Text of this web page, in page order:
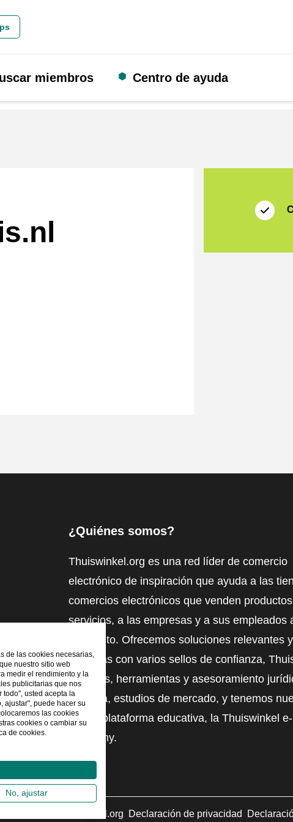
miembros Centro de ayuda
¿Quiénes somos?
Thuiswinkel.org es una red líder de comercio
electrónico de inspiración que ayuda a las
comercios electrónicos que venden
servicios, a las empresas y a sus empleados
más éxito. Ofrecemos soluciones relevantes y
prácticas con varios sellos de confianza,
Reviews, herramientas y asesoramiento
defensa, estudios de mercado, y tenemos
propia plataforma educativa, la Thuiswinkel e-
Academy.
Thuiswinkel.org Declaración de privacidad
de las cookies necesarias,
nuestro sitio web
medir el rendimiento y la
publicitarias que nos
todo", usted acepta la
ajustar", puede hacer su
las cookies
cookies o cambiar su
de cookies.
No, ajustar